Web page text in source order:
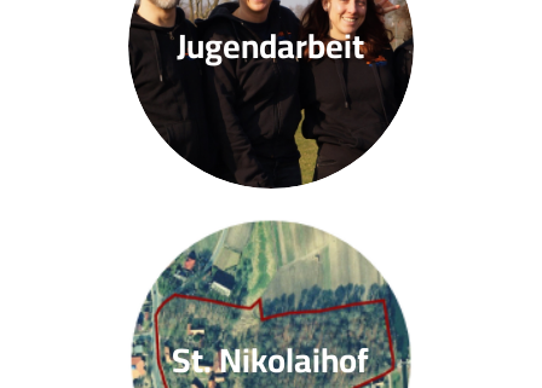
Jugendarbeit
St. Nikolaihof